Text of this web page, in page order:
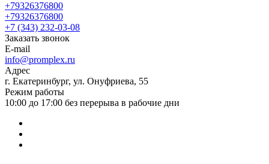
+79326376800
+79326376800
+7 (343) 232-03-08
Заказать звонок
E-mail
info@promplex.ru
Адрес
г. Екатеринбург, ул. Онуфриева, 55
Режим работы
10:00 до 17:00 без перерыва в рабочие дни